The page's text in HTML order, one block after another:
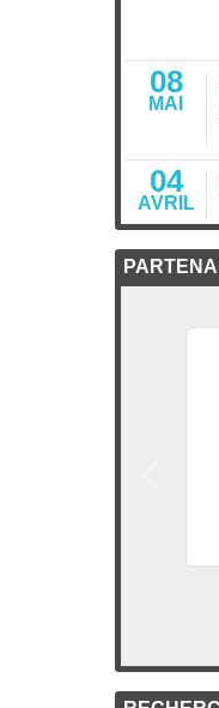
08
MAI
04
AVRIL